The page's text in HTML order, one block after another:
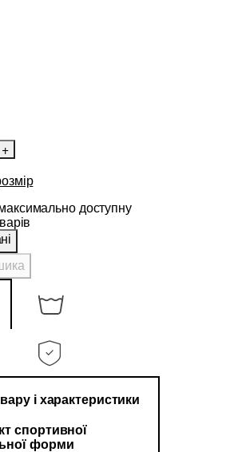
+
доступну
і характеристики
спортивної
форми